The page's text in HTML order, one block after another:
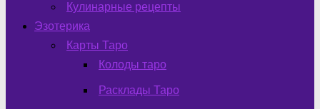
Кулинарные рецепты
Эзотерика
Карты Таро
Колоды таро
Расклады Таро